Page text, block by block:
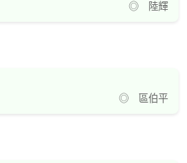
◎ 陸輝
◎ 區伯平